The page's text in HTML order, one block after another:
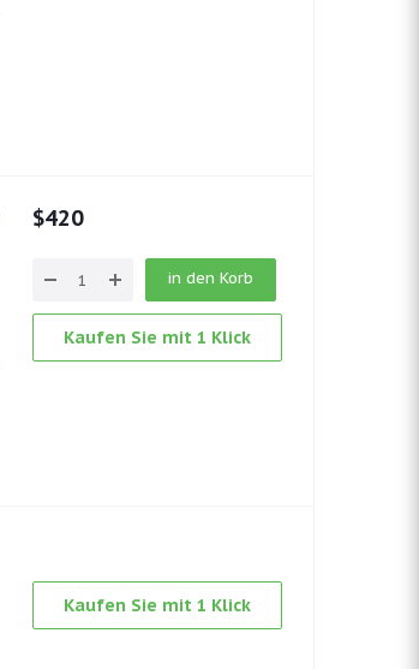
$420
in den Korb
Kaufen Sie mit 1 Klick
Kaufen Sie mit 1 Klick